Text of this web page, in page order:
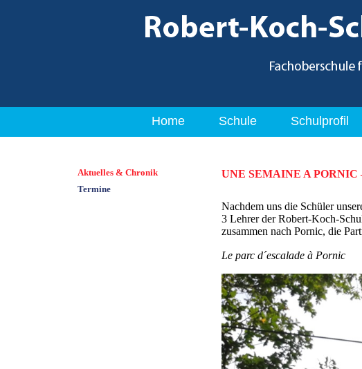
Home Schule Schulprofil
Aktuelles & Chronik
Termine
UNE SEMAINE A PORNIC
Nachdem uns die Schüler
3 Lehrer der Robert-Koch-
zusammen nach Pornic, die
Le parc d´escalade à Pornic